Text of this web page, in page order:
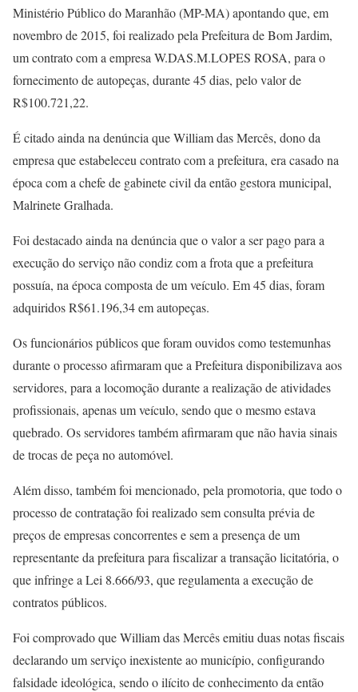
Ministério Público do Maranhão (MP-MA) apontando que, em
novembro de 2015, foi realizado pela Prefeitura de Bom Jardim,
um contrato com a empresa W.DAS.M.LOPES ROSA, para o
fornecimento de autopeças, durante 45 dias, pelo valor de
R$100.721,22.
É citado ainda na denúncia que William das Mercês, dono da
empresa que estabeleceu contrato com a prefeitura, era casado na
época com a chefe de gabinete civil da então gestora municipal,
Malrinete Gralhada.
Foi destacado ainda na denúncia que o valor a ser pago para a
execução do serviço não condiz com a frota que a prefeitura
possuía, na época composta de um veículo. Em 45 dias, foram
adquiridos R$61.196,34 em autopeças.
Os funcionários públicos que foram ouvidos como testemunhas
durante o processo afirmaram que a Prefeitura disponibilizava aos
servidores, para a locomoção durante a realização de atividades
profissionais, apenas um veículo, sendo que o mesmo estava
quebrado. Os servidores também afirmaram que não havia sinais
de trocas de peça no automóvel.
Além disso, também foi mencionado, pela promotoria, que todo o
processo de contratação foi realizado sem consulta prévia de
preços de empresas concorrentes e sem a presença de um
representante da prefeitura para fiscalizar a transação licitatória, o
que infringe a Lei 8.666/93, que regulamenta a execução de
contratos públicos.
Foi comprovado que William das Mercês emitiu duas notas fiscais
declarando um serviço inexistente ao município, configurando
falsidade ideológica, sendo o ilícito de conhecimento da então